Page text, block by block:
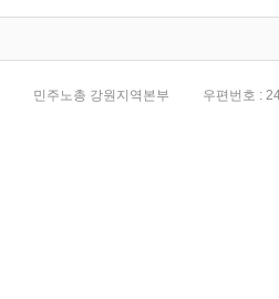
민주노총 강원지역본부 우편번호 :